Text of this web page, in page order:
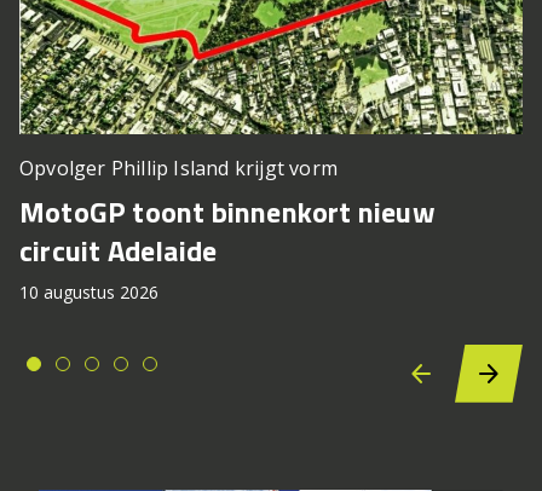
Opvolger Phillip Island krijgt vorm
MotoGP toont binnenkort nieuw
circuit Adelaide
10 augustus 2026